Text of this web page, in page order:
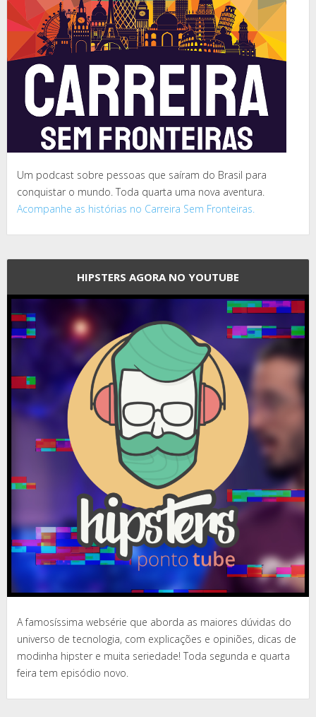
Um podcast sobre pessoas que saíram do Brasil para
conquistar o mundo. Toda quarta uma nova aventura.
Acompanhe as histórias no Carreira Sem Fronteiras.
HIPSTERS AGORA NO YOUTUBE
A famosíssima websérie que aborda as maiores dúvidas do
universo de tecnologia, com explicações e opiniões, dicas de
modinha hipster e muita seriedade! Toda segunda e quarta
feira tem episódio novo.